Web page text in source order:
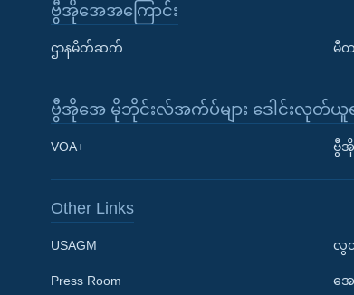
Learning English
ဘာသာစကားများ
ဗွီအိုအေအကြောင်း
ဌာနမိတ်ဆက် မီတ
ဗွီအိုအေ မိုဘိုင်းလ်အက်ပ်များ ဒေါင်းလုတ်ယူ
VOA+ ဗွီ
Other Links
USAGM
Press Room
လွ
အေ